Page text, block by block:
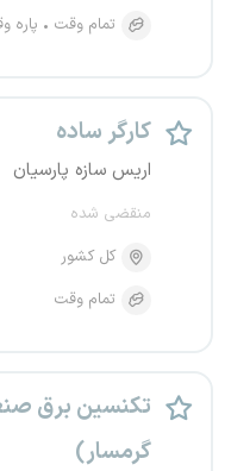
تمام وقت
پاره
کارگر ساده
اریس سازه پارسیان
منقضی شده
کل کشور
تمام وقت
تکنسین برق
گرمسار)